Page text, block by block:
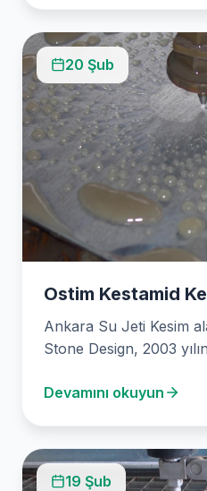
20 Şub
Ostim Kestamid
Ankara Su Jeti Kesim
Stone Design, 2003
Devamını okuyun
19 Şub